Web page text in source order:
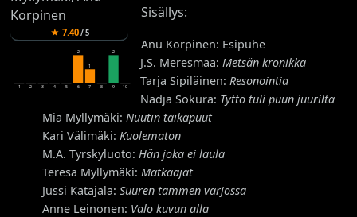
★ 7.40/5
1 2 3 4 5
2
6
1
7 8
2
9 10
Sisällys:
Anu Korpinen: Esipuhe
J.S. Meresmaa: Metsän kronikka
Tarja Sipiläinen: Resonointia
Nadja Sokura: Tyttö tuli puun juurilta
Mia Myllymäki: Nuutin taikapuut
Kari Välimäki: Kuolematon
M.A. Tyrskyluoto: Hän joka ei laula
Teresa Myllymäki: Matkaajat
Jussi Katajala:Suuren tammen varjossa
Anne Leinonen: Valo kuvun alla